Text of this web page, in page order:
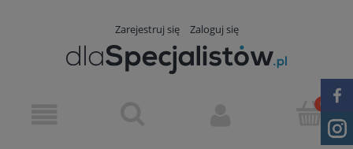
Zarejestruj się Zaloguj się